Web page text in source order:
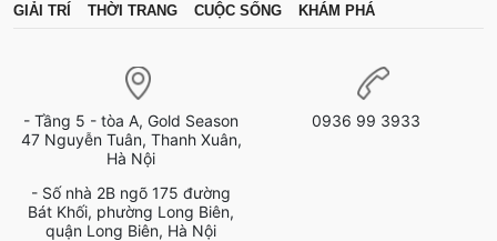
GIẢI TRÍ THỜI TRANG CUỘC SỐNG KHÁM PHÁ
- Tầng 5 - tòa A, Gold Season
47 Nguyễn Tuân, Thanh Xuân,
Hà Nội
- Số nhà 2B ngõ 175 đường
Bát Khối, phường Long Biên,
quận Long Biên, Hà Nội
0936 99 3933